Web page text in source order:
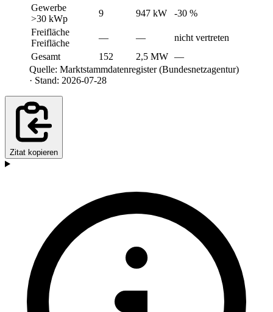
Gewerbe
>30 kWp
9 947 kW
-30 %
Freifläche
Freifläche
— —
nicht vertreten
Gesamt
152 2,5 MW —
Quelle: Marktstammdatenregister (Bundesnetzagentur)
· Stand: 2026-07-28
Zitat kopieren